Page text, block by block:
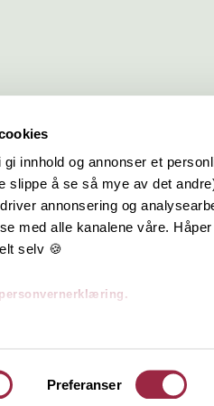
innhold og annonser et
slippe å se så mye av det
annonsering og
med alle kanalene våre.
selv 🍪
Preferanser
Om oss
Jobbe hos oss